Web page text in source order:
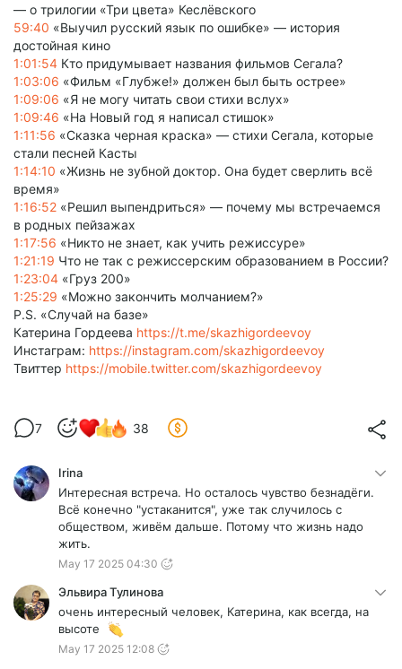
— о трилогии «Три цвета» Кеслёвского
59:40 «Выучил русский язык по ошибке» — история
достойная кино
1:01:54 Кто придумывает названия фильмов Сегала?
1:03:06 «Фильм «Глубже!» должен был быть острее»
1:09:06 «Я не могу читать свои стихи вслух»
1:09:46 «На Новый год я написал стишок»
1:11:56 «Сказка черная краска» — стихи Сегала, которые
стали песней Касты
1:14:10 «Жизнь не зубной доктор. Она будет сверлить всё
время»
1:16:52 «Решил выпендриться» — почему мы встречаемся
в родных пейзажах
1:17:56 «Никто не знает, как учить режиссуре»
1:21:19 Что не так с режиссерским образованием в России?
1:23:04 «Груз 200»
1:25:29 «Можно закончить молчанием?»
P.S. «Случай на базе»
Катерина Гордеева https://t.me/skazhigordeevoy
Инстаграм: https://instagram.com/skazhigordeevoy
Твиттер https://mobile.twitter.com/skazhigordeevoy
7 38
Irina
Интересная встреча. Но осталось чувство безнадёги.
Всё конечно "устаканится", уже так случилось с
обществом, живём дальше. Потому что жизнь надо
жить.
May 17 2025 04:30
Эльвира Тулинова
очень интересный человек, Катерина, как всегда, на
высоте
May 17 2025 12:08